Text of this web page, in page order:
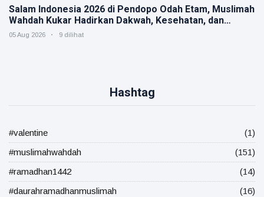
Salam Indonesia 2026 di Pendopo Odah Etam, Muslimah
Wahdah Kukar Hadirkan Dakwah, Kesehatan, dan
Kepedulian Sosial
05 Aug 2026 9 dilihat
Hashtag
#valentine
(1)
#muslimahwahdah
(151)
#ramadhan1442
(14)
#daurahramadhanmuslimah
(16)